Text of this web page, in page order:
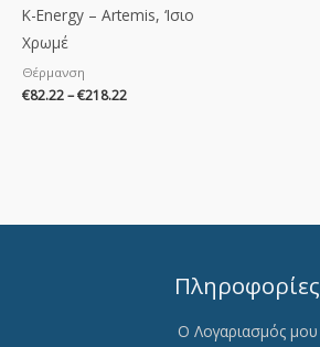
K-Energy – Artemis, ‘Ισιο
Χρωμέ
Θέρμανση
€82.22–€218.22
Πληροφορίες
Ο Λογαριασμός μου